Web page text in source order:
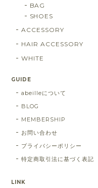
BAG
SHOES
ACCESSORY
HAIR ACCESSORY
WHITE
GUIDE
abeilleについて
BLOG
MEMBERSHIP
お問い合わせ
プライバシーポリシー
特定商取引法に基づく表記
LINK